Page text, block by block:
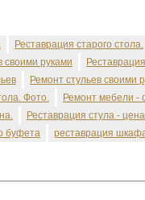
Реставрация старого стола.
своими руками
Ремонт стульев своими
Фото. Ремонт мебели -
Реставрация стула - цена
буфета реставрация